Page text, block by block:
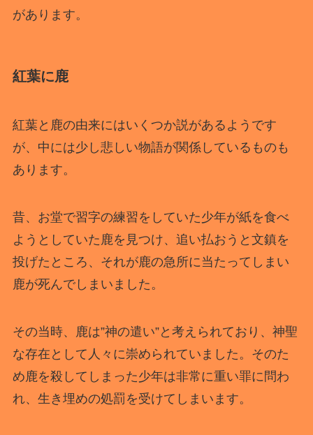
があります。
紅葉に鹿
紅葉と鹿の由来にはいくつか説があるようです
が、中には少し悲しい物語が関係しているものも
あります。
昔、お堂で習字の練習をしていた少年が紙を食べ
ようとしていた鹿を見つけ、追い払おうと文鎮を
投げたところ、それが鹿の急所に当たってしまい
鹿が死んでしまいました。
その当時、鹿は”神の遣い”と考えられており、神聖
な存在として人々に崇められていました。そのた
め鹿を殺してしまった少年は非常に重い罪に問わ
れ、生き埋めの処罰を受けてしまいます。